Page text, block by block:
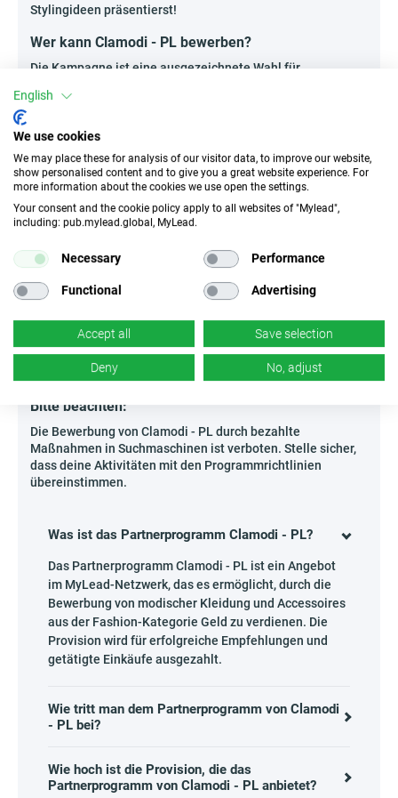
Stylingideen präsentierst!
Wer kann Clamodi - PL bewerben?
Die Kampagne ist eine ausgezeichnete Wahl für
Frauen mit Interesse an Modetrends führen. Besonders
Ersteller von Fotolookbooks und Styling-
Übersichten auf eigenen Webseiten oder
Inspirationsportalen,
Autoren von Audio-Reviews zu Kollektionen für
Hörer von Mode- und Beauty-Podcasts,
Empfängerlisten im Fashion-Segment aufbauen
Leiter von Nischendiskussionsgruppen rund um
Denke an Seriosität und bewirb die Kampagne gemäß den
aktuellen Programmregeln, wobei du die Authentizität
deiner Community respektierst.
Bitte beachten:
Die Bewerbung von Clamodi - PL durch bezahlte
Maßnahmen in Suchmaschinen ist verboten. Stelle sicher,
dass deine Aktivitäten mit den Programmrichtlinien
übereinstimmen.
Was ist das Partnerprogramm Clamodi - PL?
Das Partnerprogramm Clamodi - PL ist ein Angebot
im MyLead-Netzwerk, das es ermöglicht, durch die
Bewerbung von modischer Kleidung und Accessoires
aus der Fashion-Kategorie Geld zu verdienen. Die
Provision wird für erfolgreiche Empfehlungen und
getätigte Einkäufe ausgezahlt.
Wie tritt man dem Partnerprogramm von Clamodi
- PL bei?
Wie hoch ist die Provision, die das
Partnerprogramm von Clamodi - PL anbietet?
English
We use cookies
We may place these for analysis of our visitor data, to improve our website,
show personalised content and to give you a great website experience. For
more information about the cookies we use open the settings.
Your consent and the cookie policy apply to all websites of "Mylead",
including: pub.mylead.global, MyLead.
Necessary Performance
Functional Advertising
Accept all Save selection
Deny No, adjust